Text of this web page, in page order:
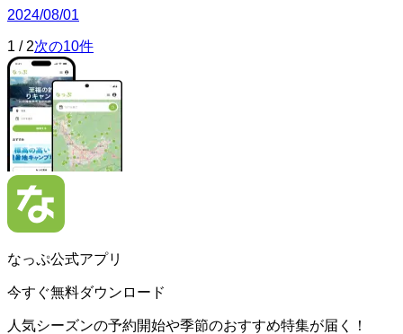
2024/08/01
1 / 2次の10件
なっぷ公式アプリ
今すぐ無料ダウンロード
人気シーズンの予約開始や季節のおすすめ特集が届く！